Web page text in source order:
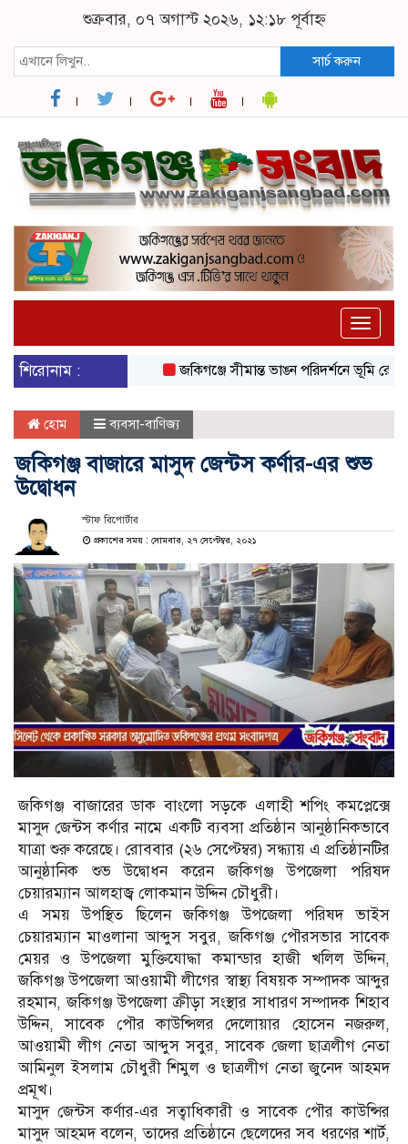
শুক্রবার, ০৭ অগাস্ট ২০২৬, ১২:১৮ পূর্বাহ্ন
সার্চ করুন
Toggle
শিরোনাম :
জকিগঞ্জে সীমান্ত ভাঙন পরিদর্শনে ভূমি রেকর্ড ও
হোম ব্যবসা-বাণিজ্য
জকিগঞ্জ বাজারে মাসুদ জেন্টস কর্ণার-এর শুভ
উদ্বোধন
স্টাফ রিপোর্টার
প্রকাশের সময় : সোমবার, ২৭ সেপ্টেম্বর, ২০২১
জকিগঞ্জ বাজারের ডাক বাংলো সড়কে এলাহী শপিং কমপ্লেক্সে
মাসুদ জেন্টস কর্ণার নামে একটি ব্যবসা প্রতিষ্ঠান আনুষ্ঠানিকভাবে
যাত্রা শুরু করেছে। রোববার (২৬ সেপ্টেম্বর) সন্ধ্যায় এ প্রতিষ্ঠানটির
আনুষ্ঠানিক শুভ উদ্বোধন করেন জকিগঞ্জ উপজেলা পরিষদ
চেয়ারম্যান আলহাজ্ব লোকমান উদ্দিন চৌধুরী।
এ সময় উপস্থিত ছিলেন জকিগঞ্জ উপজেলা পরিষদ ভাইস
চেয়ারম্যান মাওলানা আব্দুস সবুর, জকিগঞ্জ পৌরসভার সাবেক
মেয়র ও উপজেলা মুক্তিযোদ্ধা কমান্ডার হাজী খলিল উদ্দিন,
জকিগঞ্জ উপজেলা আওয়ামী লীগের স্বাস্থ্য বিষয়ক সম্পাদক আব্দুর
রহমান, জকিগঞ্জ উপজেলা ক্রীড়া সংস্থার সাধারণ সম্পাদক শিহাব
উদ্দিন, সাবেক পৌর কাউন্সিলর দেলোয়ার হোসেন নজরুল,
আওয়ামী লীগ নেতা আব্দুস সবুর, সাবেক জেলা ছাত্রলীগ নেতা
আমিনুল ইসলাম চৌধুরী শিমুল ও ছাত্রলীগ নেতা জুনেদ আহমদ
প্রমূখ।
মাসুদ জেন্টস কর্ণার-এর সত্বাধিকারী ও সাবেক পৌর কাউন্সির
মাসুদ আহমদ বলেন, তাদের প্রতিষ্ঠানে ছেলেদের সব ধরণের শার্ট,